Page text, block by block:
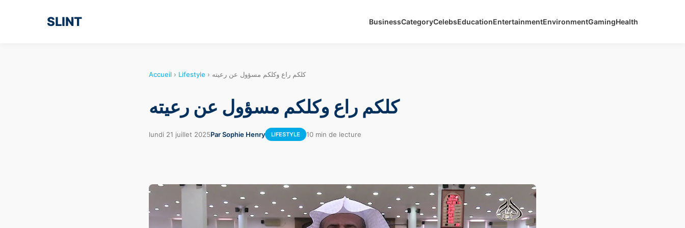
SLINT BusinessCategoryCelebsEducationEntertainmentEnvironmentGamingHealth
Accueil › Lifestyle › كلكم راع وكلكم مسؤول عن رعيته
كلكم راع وكلكم مسؤول عن رعيته
lundi 21 juillet 2025Par Sophie Henry LIFESTYLE 10 min de lecture